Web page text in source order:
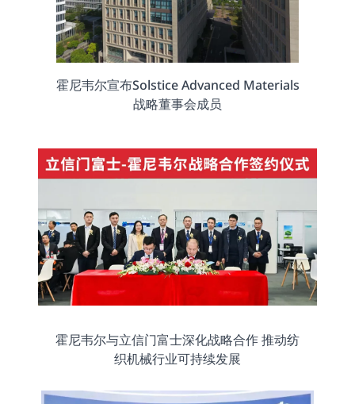
霍尼韦尔宣布Solstice Advanced Materials
战略董事会成员
霍尼韦尔与立信门富士深化战略合作 推动纺
织机械行业可持续发展